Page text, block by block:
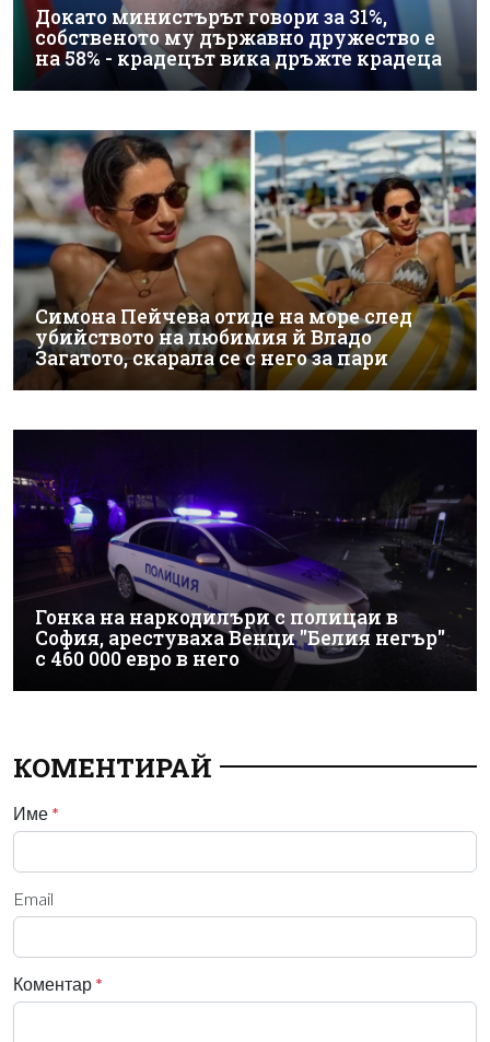
Докато министърът говори за 31%,
собственото му държавно дружество е
на 58% - крадецът вика дръжте крадеца
Симона Пейчева отиде на море след
убийството на любимия й Владо
Загатото, скарала се с него за пари
Гонка на наркодилъри с полицаи в
София, арестуваха Венци "Белия негър"
с 460 000 евро в него
КОМЕНТИРАЙ
Име *
Email
Коментар *